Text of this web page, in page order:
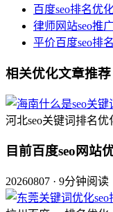
百度seo排名优
律师网站seo推
平价百度seo排
相关优化文章推荐
河北seo关键词排名
目前百度seo网站
20260807 · 9分钟阅读